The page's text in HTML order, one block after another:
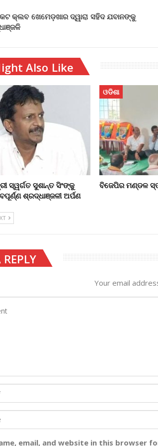
କ୍ଲବ ଖେମେଡ଼ଖାର ଦ୍ୱାରା ସହିଦ ଯବାନଙ୍କୁ
Also Like
ସ୍ୱର୍ଗତ ସୁଶାନ୍ତ ସିଂଙ୍କୁ
ଶ୍ରଦ୍ଧାଞ୍ଜଳୀ ଅର୍ପଣ
ଓଡିଶା
ବିଜେପିର ମଣ୍ଡଳ
REPLY
Your email
email, and website in this browser